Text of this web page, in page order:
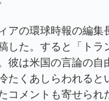
アの環球時報の編
した。すると「ト
彼は米国の言論の
たくあしらわれる
コメントも寄せられ